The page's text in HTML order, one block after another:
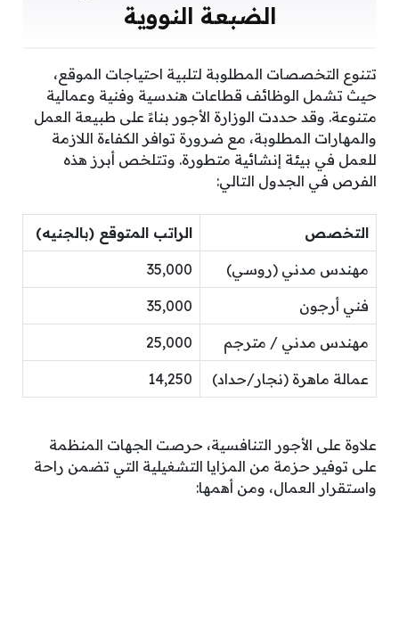
الضبعة النووية
تتنوع التخصصات المطلوبة لتلبية احتياجات الموقع،
حيث تشمل الوظائف قطاعات هندسية وفنية وعمالية
متنوعة. وقد حددت الوزارة الأجور بناءً على طبيعة العمل
والمهارات المطلوبة، مع ضرورة توافر الكفاءة اللازمة
للعمل في بيئة إنشائية متطورة. وتتلخص أبرز هذه
الفرص في الجدول التالي:
التخصص الراتب المتوقع (بالجنيه)
مهندس مدني (روسي) 35,000
فني أرجون 35,000
مهندس مدني / مترجم 25,000
عمالة ماهرة (نجار/حداد) 14,250
علاوة على الأجور التنافسية، حرصت الجهات المنظمة
على توفير حزمة من المزايا التشغيلية التي تضمن راحة
واستقرار العمال، ومن أهمها: